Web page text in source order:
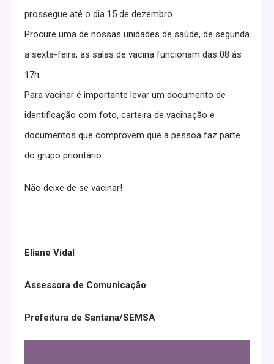
prossegue até o dia 15 de dezembro.
Procure uma de nossas unidades de saúde, de segunda
a sexta-feira, as salas de vacina funcionam das 08 às
17h.
Para vacinar é importante levar um documento de
identificação com foto, carteira de vacinação e
documentos que comprovem que a pessoa faz parte
do grupo prioritário.
Não deixe de se vacinar!
Eliane Vidal
Assessora de Comunicação
Prefeitura de Santana/SEMSA